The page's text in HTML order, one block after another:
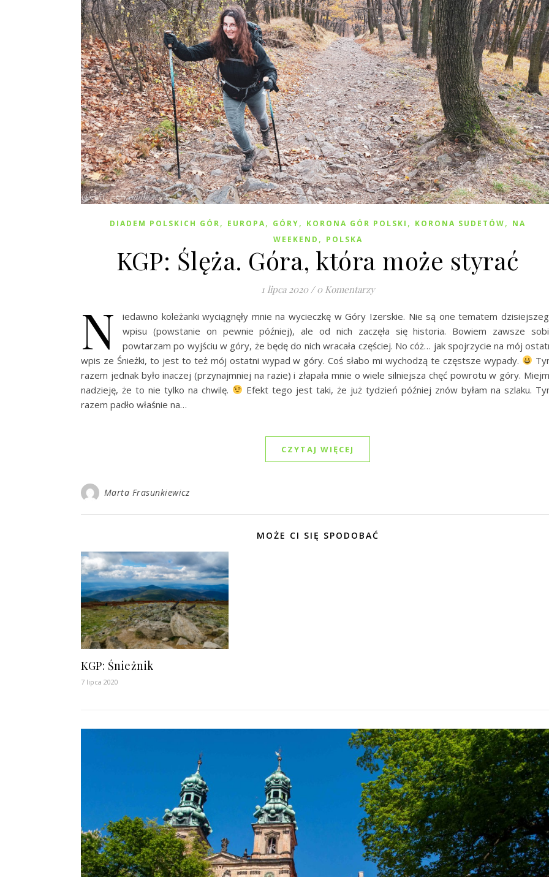
DIADEM POLSKICH GÓR, EUROPA, GÓRY, KORONA GÓR POLSKI , KORONA SUDETÓW, NA
WEEKEND , POLSKA
KGP: Ślęża. Góra, która może styrać
1 lipca 2020 / 0 Komentarzy
N
iedawno koleżanki wyciągnęły mnie na wycieczkę w Góry Izerskie. Nie są one tematem
wpisu (powstanie on pewnie później), ale od nich zaczęła się historia. Bowiem zawsze
powtarzam po wyjściu w góry, że będę do nich wracała częściej. No cóż… jak spojrzycie na mój
wpis ze Śnieżki, to jest to też mój ostatni wypad w góry. Coś słabo mi wychodzą te częstsze wypady.
razem jednak było inaczej (przynajmniej na razie) i złapała mnie o wiele silniejsza chęć powrotu w góry.
nadzieję, że to nie tylko na chwilę.
Efekt tego jest taki, że już tydzień później znów byłam na szlaku.
razem padło właśnie na…
CZYTAJ WIĘCEJ
Marta Frasunkiewicz
MOŻE CI SIĘ SPODOBAĆ
KGP: Śnieżnik
7 lipca 2020